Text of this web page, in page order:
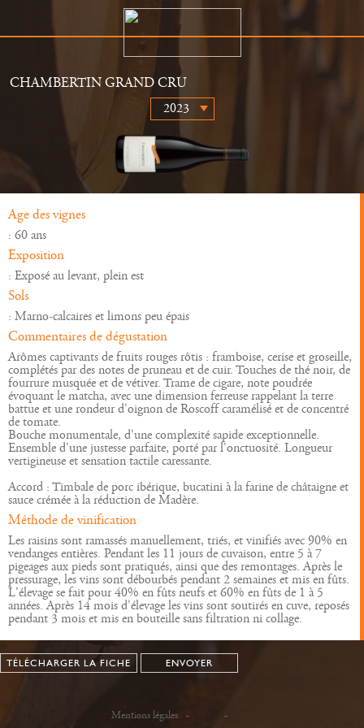
Vins
Actualités
CHAMBERTIN GRAND CRU
Age des vignes
: 60 ans
Exposition
: Exposé au levant, plein est
Sols
: Marno-calcaires et limons peu épais
Commentaires de dégustation
Arômes captivants de fruits rouges rôtis : framboise, cerise et groseille,
complétés par des notes de pruneau et de cuir. Touches de thé noir, de
fourrure musquée et de vétiver. Trame de cigare, note poudrée
évoquant le matcha, avec une dimension ferreuse rappelant la terre
battue et une rondeur d'oignon de Roscoff caramélisé et de concentré
de tomate.
Bouche monumentale, d'une complexité sapide exceptionnelle.
Ensemble d'une justesse parfaite, porté par l'onctuosité. Longueur
vertigineuse et sensation tactile caressante.
Accord : Timbale de porc ibérique, bucatini à la farine de châtaigne et
sauce crémée à la réduction de Madère.
Méthode de vinification
Les raisins sont ramassés manuellement, triés, et vinifiés avec 90% en
vendanges entières. Pendant les 11 jours de cuvaison, entre 5 à 7
pigeages aux pieds sont pratiqués, ainsi que des remontages. Après le
pressurage, les vins sont débourbés pendant 2 semaines et mis en fûts.
L'élevage se fait pour 40% en fûts neufs et 60% en fûts de 1 à 5
années. Après 14 mois d'élevage les vins sont soutirés en cuve, reposés
pendant 3 mois et mis en bouteille sans filtration ni collage.
TÉLÉCHARGER LA FICHE ENVOYER
Mentions légales